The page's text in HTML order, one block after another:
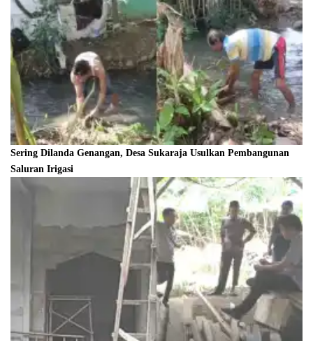
Sering Dilanda Genangan, Desa Sukaraja Usulkan Pembangunan
Saluran Irigasi